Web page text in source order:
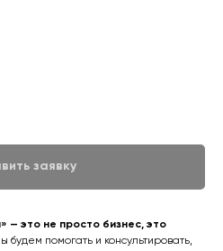
заявку
— это не просто бизнес, это
будем помогать и консультировать,